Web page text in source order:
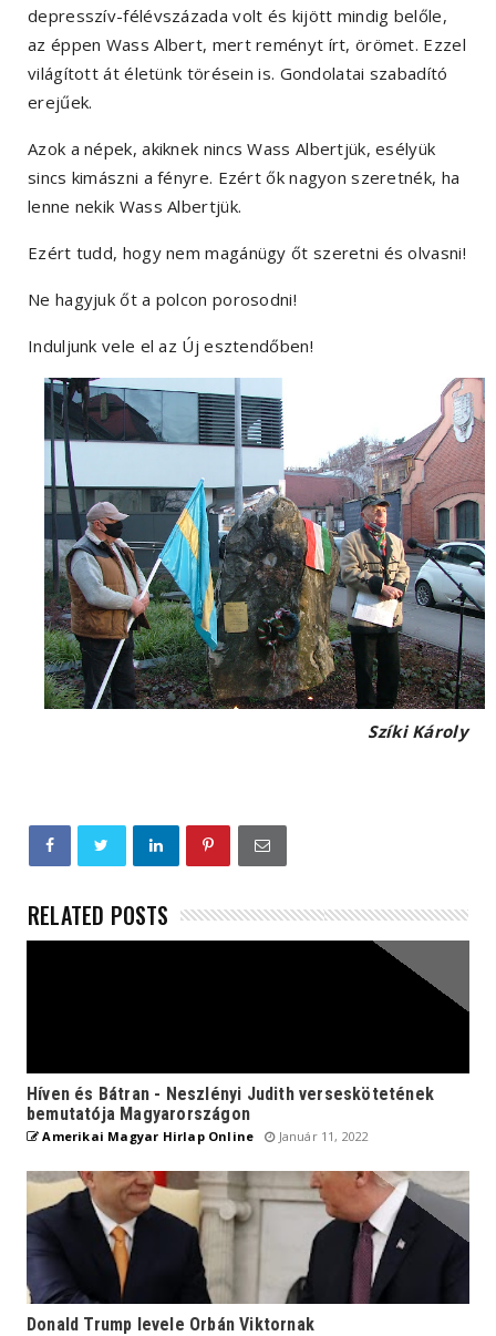
depresszív-félévszázada volt és kijött mindig belőle,
az éppen Wass Albert, mert reményt írt, örömet. Ezzel
világított át életünk törésein is. Gondolatai szabadító
erejűek.
Azok a népek, akiknek nincs Wass Albertjük, esélyük
sincs kimászni a fényre. Ezért ők nagyon szeretnék, ha
lenne nekik Wass Albertjük.
Ezért tudd, hogy nem magánügy őt szeretni és olvasni!
Ne hagyjuk őt a polcon porosodni!
Induljunk vele el az Új esztendőben!
Szíki Károly
RELATED POSTS
Híven és Bátran - Neszlényi Judith verseskötetének
bemutatója Magyarországon
Amerikai Magyar Hirlap Online Január 11, 2022
Donald Trump levele Orbán Viktornak